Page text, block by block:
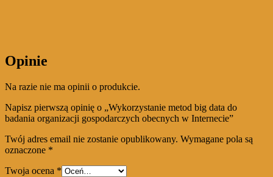
Opinie
Na razie nie ma opinii o produkcie.
Napisz pierwszą opinię o „Wykorzystanie metod big data do
badania organizacji gospodarczych obecnych w Internecie”
Twój adres email nie zostanie opublikowany. Wymagane pola są
oznaczone *
Twoja ocena *